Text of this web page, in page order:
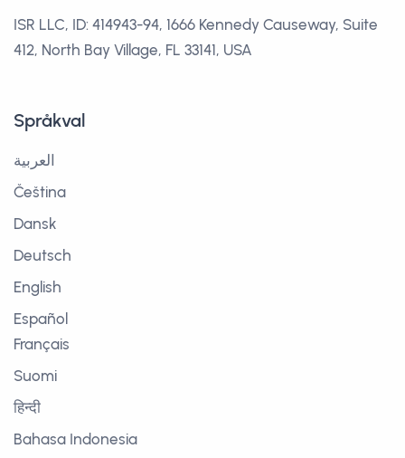
ISR LLC, ID: 414943-94, 1666 Kennedy Causeway, Suite
412, North Bay Village, FL 33141, USA
Språkval
العربية
Čeština
Dansk
Deutsch
English
Español
Français
Suomi
हिन्दी
Bahasa Indonesia